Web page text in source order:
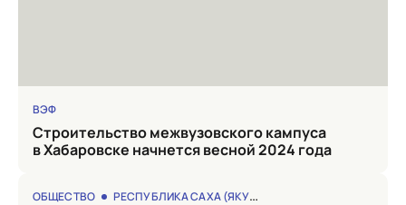
ВЭФ
Строительство межвузовского кампуса
в Хабаровске начнется весной 2024 года
ОБЩЕСТВО РЕСПУБЛИКА САХА (ЯКУТИЯ)